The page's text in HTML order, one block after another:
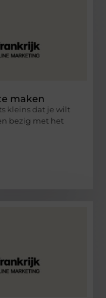
maken
kleins dat je wilt
bezig met het